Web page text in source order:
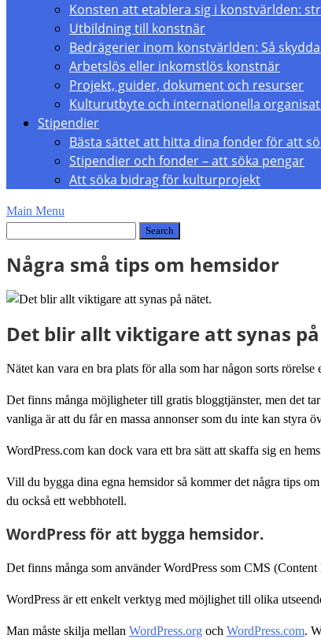
Konsten att etablera sig i konstvärlden:
Utbildning till konstnär
Bedrägerier inom konstvärlden: Så
Arbetslös eller inkomstlös konstnär
Projekt, guider, dokument och resurser
Kulturutbyte och internationella
Stipendier
Bästa sättet att hitta dina fonder för att
Stipendier och fonder – att söka pengar
Att söka bidrag för kulturprojekt
Main Menu
Några små tips om hemsidor
Det blir allt viktigare att synas
Nätet kan vara en bra plats för alla som har någon sorts
Det finns många möjligheter till gratis bloggtjänster, men det
vanliga är att du får en massa annonser som du inte kan styra
WordPress.com kan dock vara ett bra sätt att skaffa sig en
Vill du bygga dina egna hemsidor så kommer det några tips
du också ett webbhotell.
WordPress för att bygga hemsidor.
Det finns många som använder WordPress som CMS
WordPress är ett enkelt verktyg med möjlighet till olika
Man måste skilja mellan WordPress.org och WordPress.com.